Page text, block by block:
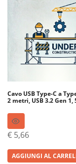
Cavo USB Type-C a
2 metri, USB 3.2 Gen 1,
€ 5,66
AGGIUNGI AL